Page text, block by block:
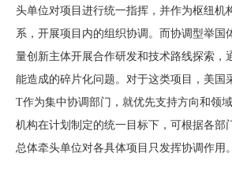
头单位对项目进行统一指挥，并作为枢纽
系，开展项目内的组织协调。而协调型举
量创新主体开展合作研发和技术路线探索
能造成的碎片化问题。对于这类项目，美国
T作为集中协调部门，就优先支持方向和领
机构在计划制定的统一目标下，可根据各
总体牵头单位对各具体项目只发挥协调作用。